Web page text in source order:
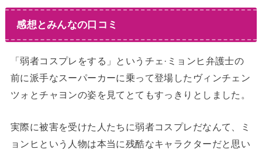
感想とみんなの口コミ
「弱者コスプレをする」というチェ·ミョンヒ弁護士の
前に派手なスーパーカーに乗って登場したヴィンチェン
ツォとチャヨンの姿を見てとてもすっきりとしました。
実際に被害を受けた人たちに弱者コスプレだなんて、ミ
ョンヒという人物は本当に残酷なキャラクターだと思い